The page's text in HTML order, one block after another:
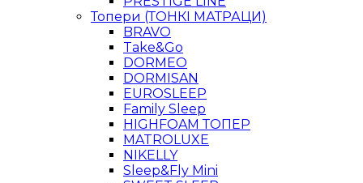
Топери (ТОНКІ МАТРАЦИ)
BRAVO
Take&Go
DORMEO
DORMISAN
EUROSLEEP
Family Sleep
HIGHFOAM ТОПЕР
MATROLUXE
NIKELLY
Sleep&Fly Mini